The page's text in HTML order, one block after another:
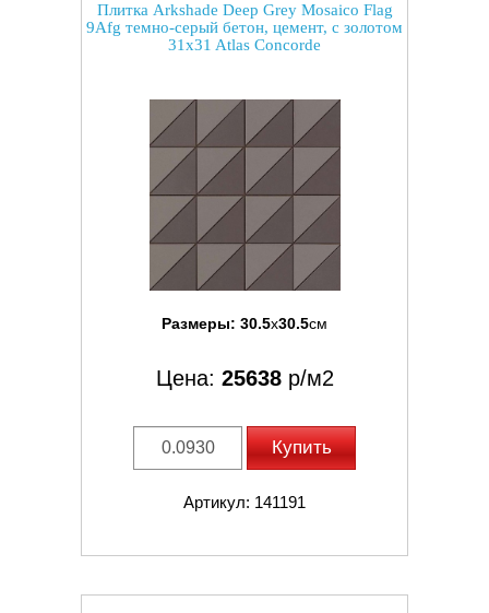
Плитка Arkshade Deep Grey Mosaico Flag
9Afg темно-серый бетон, цемент, с золотом
31x31 Atlas Concorde
Размеры: 30.5x30.5см
Цена: 25638р/м2
Купить
Артикул: 141191